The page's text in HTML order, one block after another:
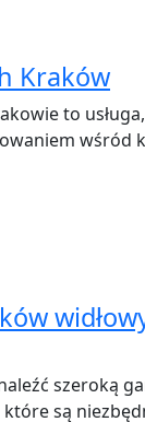
Kraków
to
wśród
szeroką
są